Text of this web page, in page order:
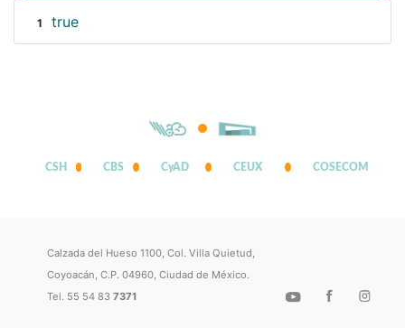
1 true
CSH CBS CyAD CEUX COSECOM
Calzada del Hueso 1100, Col. Villa Quietud,
Coyoacán, C.P. 04960, Ciudad de México.
Tel. 55 54 837371